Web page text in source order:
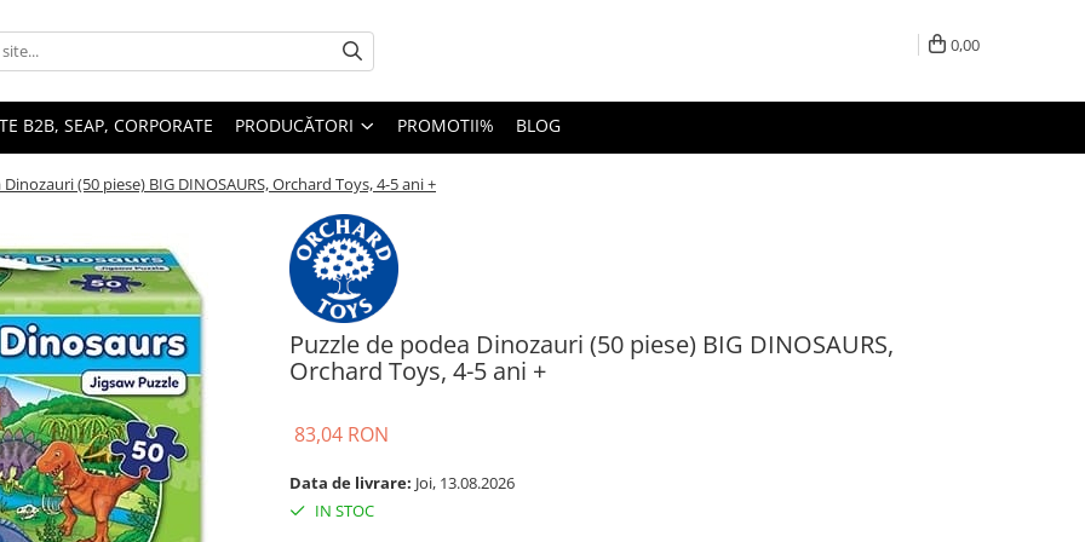
0,00
B2B, SEAP, CORPORATE PRODUCĂTORI PROMOTII% BLOG
(50 piese) BIG DINOSAURS, Orchard Toys, 4-5 ani +
Puzzle de podea Dinozauri (50 piese) BIG DINOSAURS,
Orchard Toys, 4-5 ani +
83,04 RON
Data de livrare: Joi, 13.08.2026
IN STOC